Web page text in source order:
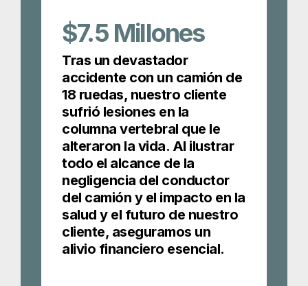
$7.5 Millones
Tras un devastador
accidente con un camión de
18 ruedas, nuestro cliente
sufrió lesiones en la
columna vertebral que le
alteraron la vida. Al ilustrar
todo el alcance de la
negligencia del conductor
del camión y el impacto en la
salud y el futuro de nuestro
cliente, aseguramos un
alivio financiero esencial.